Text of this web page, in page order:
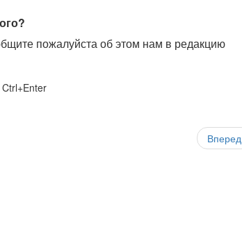
пожалуйста об этом нам в редакцию
Вперед